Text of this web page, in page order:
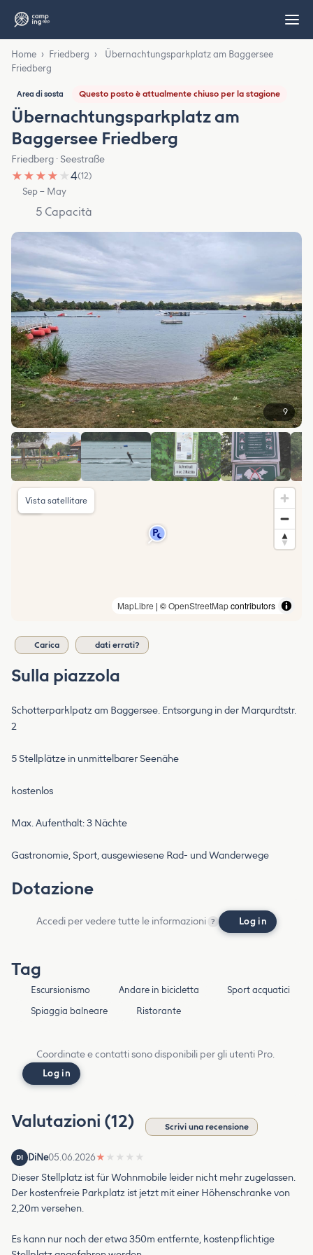
Home › Friedberg ›
Übernachtungsparkplatz am Baggersee
Friedberg
Area di sosta Questo posto è attualmente chiuso per la stagione
Übernachtungsparkplatz am
Baggersee Friedberg
Friedberg · Seestraße
★ ★ ★ ★ ★4(12)
Sep – May
5 Capacità
9
MapLibre | ©OpenStreetMapcontributors
Vista satellitare
Carica dati errati?
Sulla piazzola
Schotterparklpatz am Baggersee. Entsorgung in der Marqurdtstr.
2
5 Stellplätze in unmittelbarer Seenähe
kostenlos
Max. Aufenthalt: 3 Nächte
Gastronomie, Sport, ausgewiesene Rad- und Wanderwege
Dotazione
Accedi per vedere tutte le informazioni ? Log in
Tag
Escursionismo Andare in bicicletta
Sport acquatici
Spiaggia balneare
Ristorante
Coordinate e contatti sono disponibili per gli utenti Pro.
Log in
Valutazioni (12) Scrivi una recensione
DI DiNe05.06.2026★ ★ ★ ★ ★
Dieser Stellplatz ist für Wohnmobile leider nicht mehr zugelassen.
Der kostenfreie Parkplatz ist jetzt mit einer Höhenschranke von
2,20m versehen.
Es kann nur noch der etwa 350m entfernte, kostenpflichtige